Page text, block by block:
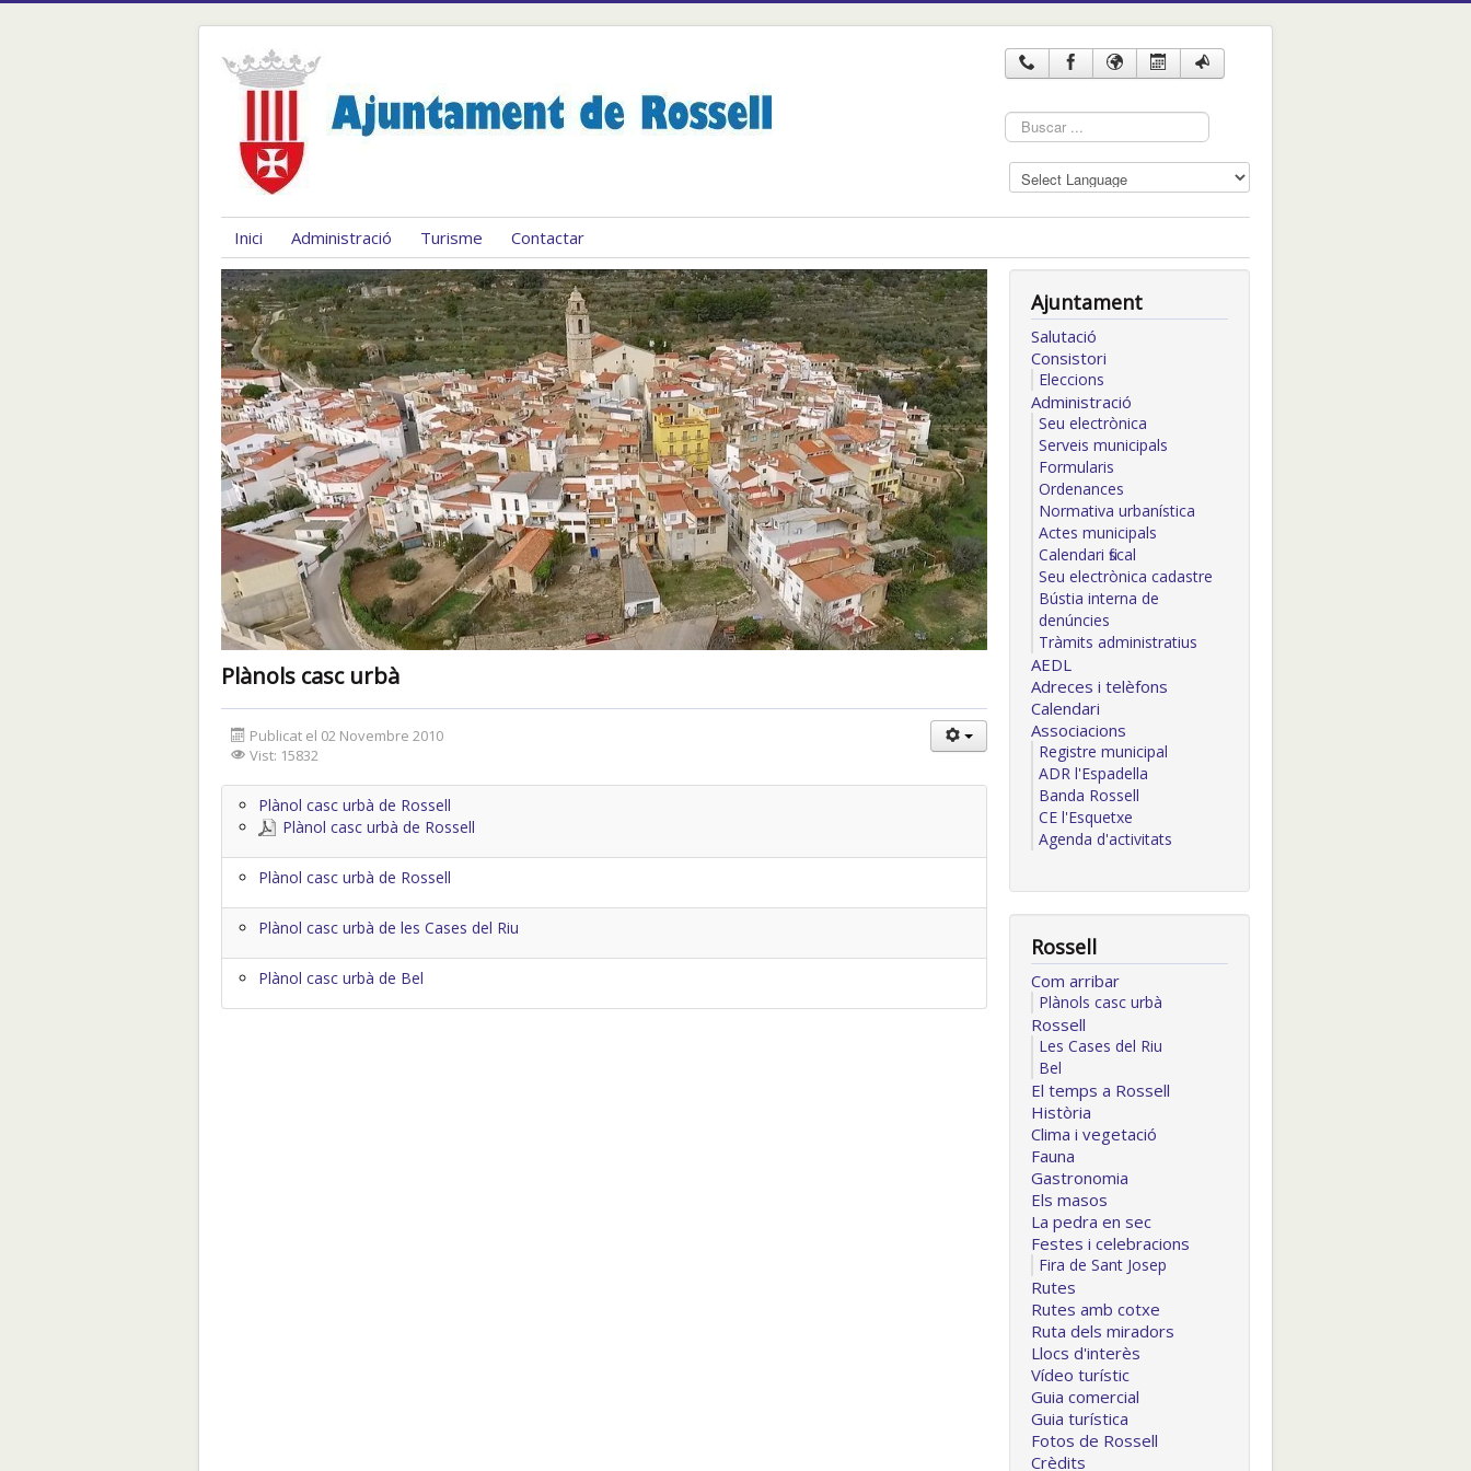
Cercar
...
Inici Administració Turisme Contactar
Plànols casc urbà
Publicat el 02 Novembre 2010
Vist: 15832
Plànol casc urbà de Rossell
Plànol casc urbà de Rossell
Plànol casc urbà de Rossell
Plànol casc urbà de les Cases del Riu
Plànol casc urbà de Bel
Ajuntament
Salutació
Consistori
Eleccions
Administració
Seu electrònica
Serveis municipals
Formularis
Ordenances
Normativa urbanística
Actes municipals
Calendari fiscal
Seu electrònica cadastre
Bústia interna de
denúncies
Tràmits administratius
AEDL
Adreces i telèfons
Calendari
Associacions
Registre municipal
ADR l'Espadella
Banda Rossell
CE l'Esquetxe
Agenda d'activitats
Rossell
Com arribar
Plànols casc urbà
Rossell
Les Cases del Riu
Bel
El temps a Rossell
Història
Clima i vegetació
Fauna
Gastronomia
Els masos
La pedra en sec
Festes i celebracions
Fira de Sant Josep
Rutes
Rutes amb cotxe
Ruta dels miradors
Llocs d'interès
Vídeo turístic
Guia comercial
Guia turística
Fotos de Rossell
Crèdits